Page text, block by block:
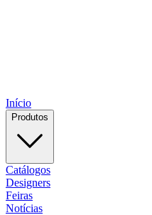
Início
Produtos
Catálogos
Designers
Feiras
Notícias